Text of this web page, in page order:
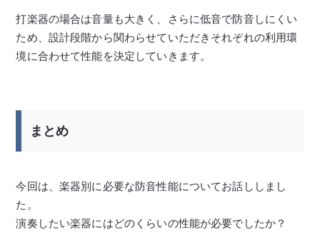
打楽器の場合は音量も大きく、さらに低音で防音しにくい
ため、設計段階から関わらせていただきそれぞれの利用環
境に合わせて性能を決定していきます。
まとめ
今回は、楽器別に必要な防音性能についてお話ししまし
た。
演奏したい楽器にはどのくらいの性能が必要でしたか？